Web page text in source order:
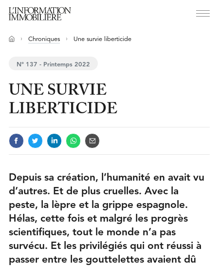
Chroniques Une survie liberticide
N° 137 - Printemps 2022
UNE SURVIE
LIBERTICIDE
Depuis sa création, l’humanité en avait vu
d’autres. Et de plus cruelles. Avec la
peste, la lèpre et la grippe espagnole.
Hélas, cette fois et malgré les progrès
scientifiques, tout le monde n’a pas
survécu. Et les privilégiés qui ont réussi à
passer entre les gouttelettes avaient dû